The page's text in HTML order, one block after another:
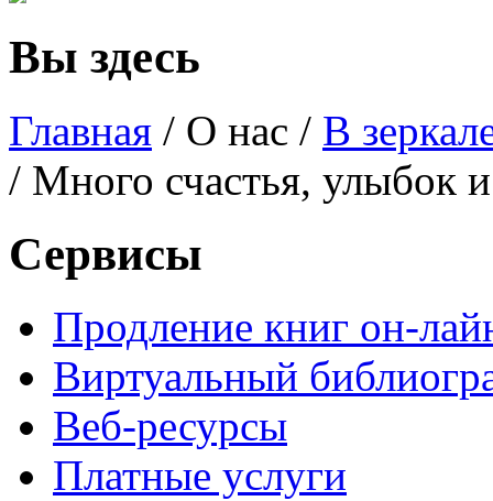
Вы здесь
Главная / О нас / В
/ Много счастья, улыбок
Сервисы
Продление книг он-
Виртуальный
Веб-ресурсы
Платные услуги